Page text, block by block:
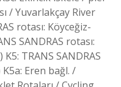
/ Yuvarlakçay River
rotası: Köyceğiz-
SANDRAS rotası:
TRANS SANDRAS
Eren bağl. /